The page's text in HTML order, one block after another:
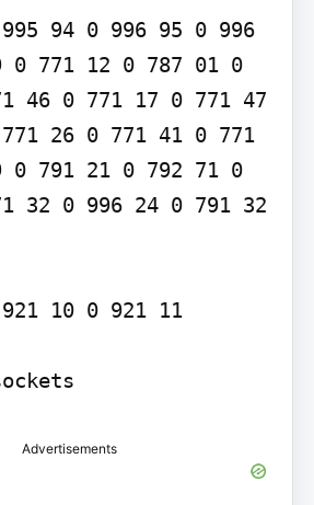
94 0 996 95 0 996
0 771 12 0 787 01 0
46 0 771 17 0 771 47
26 0 771 41 0 771
0 791 21 0 792 71 0
32 0 996 24 0 791 32
10 0 921 11
Advertisements